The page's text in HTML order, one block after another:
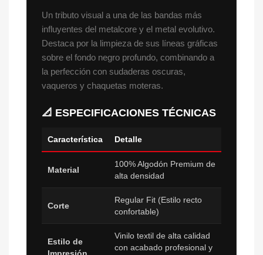
Un tributo visual a una de las bandas más
influyentes del metalcore y el metal evolutivo.
Destaca por la limpieza de sus líneas gráficas
sobre el fondo negro profundo, combinando a
la perfección con sudaderas oscuras,
vaqueros y chaquetas moteras.
📐 ESPECIFICACIONES TÉCNICAS
Característica Detalle
Material
100% Algodón Premium de
alta densidad
Corte
Regular Fit (Estilo recto
confortable)
Estilo de
Vinilo textil de alta calidad
con acabado profesional y